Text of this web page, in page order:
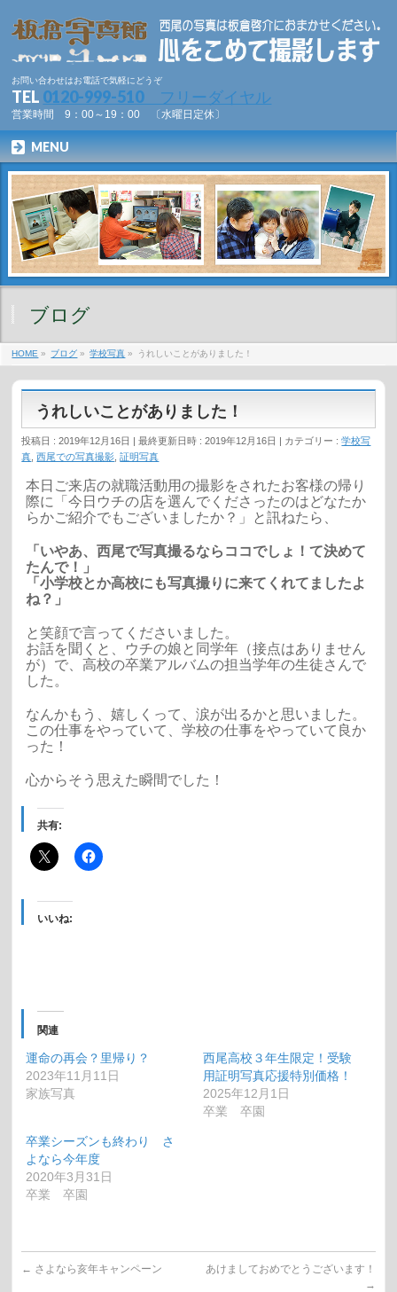
お問い合わせはお電話で気軽にどうぞ
TEL 0120-999-510 フリーダイヤル
営業時間 9：00～19：00 〔水曜日定休〕
MENU
ブログ
HOME » ブログ » 学校写真 » うれしいことがありました！
うれしいことがありました！
投稿日 : 2019年12月16日 最終更新日時 : 2019年12月16日 カテゴリー :学校写
真 ,西尾での写真撮影 ,証明写真
本日ご来店の就職活動用の撮影をされたお客様の帰り
際に「今日ウチの店を選んでくださったのはどなたか
らかご紹介でもございましたか？」と訊ねた ら、
「いやあ、西尾で写真撮るならココでしょ！て決めて
たんで！」
「小学校とか高校にも写真撮りに来てくれてましたよ
ね？ 」
と笑顔で言ってくださいました。
お話を聞くと、ウチの娘と同学年（接点はありません
が） で、高校の卒業アルバムの担当学年の生徒さんで
した。
なんかもう、嬉しくって、涙が出るかと思いました。
この仕事をやっていて、学校の仕事をやっていて良か
った ！
心からそう思えた瞬間でした！
共有:
いいね:
関連
運命の再会？里帰り？
2023年11月11日
家族写真
西尾高校３年生限定！受験
用証明写真応援特別価格！
2025年12月1日
卒業 卒園
卒業シーズンも終わり さ
よなら今年度
2020年3月31日
卒業 卒園
← さよなら亥年キャンペーン
あけましておめでとうございます！
→